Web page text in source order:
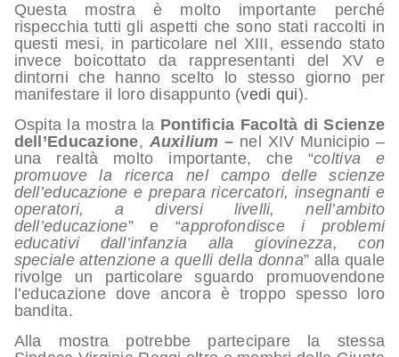
Questa mostra è molto importante perché
rispecchia tutti gli aspetti che sono stati raccolti in
questi mesi, in particolare nel XIII, essendo stato
invece boicottato da rappresentanti del XV e
dintorni che hanno scelto lo stesso giorno per
manifestare il loro disappunto (vedi qui).
Ospita la mostra la Pontificia Facoltà di Scienze
dell’Educazione, Auxilium – nel XIV Municipio –
una realtà molto importante, che “coltiva e
promuove la ricerca nel campo delle scienze
dell’educazione e prepara ricercatori, insegnanti e
operatori, a diversi livelli, nell’ambito
dell’educazione” e “approfondisce i problemi
educativi dall’infanzia alla giovinezza, con
speciale attenzione a quelli della donna” alla quale
rivolge un particolare sguardo promuovendone
l’educazione dove ancora è troppo spesso loro
bandita.
Alla mostra potrebbe partecipare la stessa